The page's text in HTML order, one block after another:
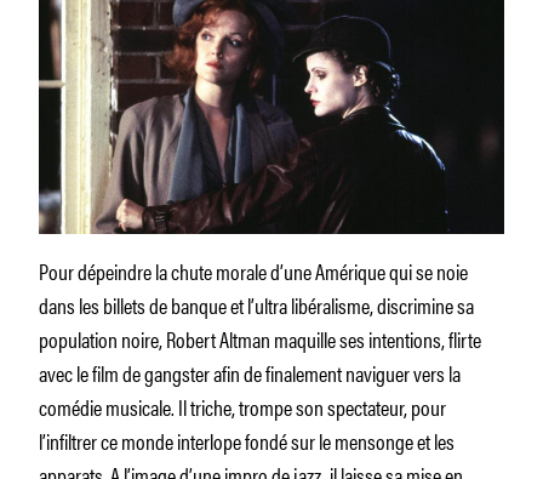
Pour dépeindre la chute morale d’une Amérique qui se noie
dans les billets de banque et l’ultra libéralisme, discrimine sa
population noire, Robert Altman maquille ses intentions, flirte
avec le film de gangster afin de finalement naviguer vers la
comédie musicale. Il triche, trompe son spectateur, pour
l’infiltrer ce monde interlope fondé sur le mensonge et les